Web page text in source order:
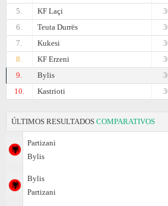
5.
KF Laçi
6.
Teuta Durrës
7.
Kukesi
8.
KF Erzeni
9.
Bylis
10.
Kastrioti
ÚLTIMOS RESULTADOS COMPARATIVOS
Partizani
Bylis
Bylis
Partizani